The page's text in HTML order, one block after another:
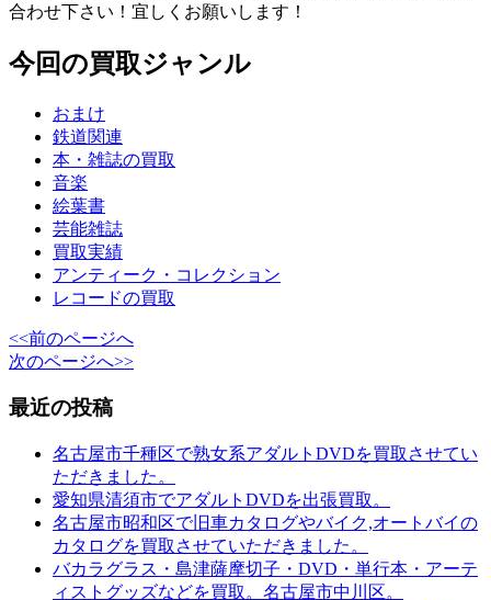
合わせ下さい！宜しくお願いします！
今回の買取ジャンル
おまけ
鉄道関連
本・雑誌の買取
音楽
絵葉書
芸能雑誌
買取実績
アンティーク・コレクション
レコードの買取
<<前のページへ
次のページへ>>
最近の投稿
名古屋市千種区で熟女系アダルトDVDを買取させてい
ただきました。
愛知県清須市でアダルトDVDを出張買取。
名古屋市昭和区で旧車カタログやバイク,オートバイの
カタログを買取させていただきました。
バカラグラス・島津薩摩切子・DVD・単行本・アーテ
ィストグッズなどを買取。名古屋市中川区。